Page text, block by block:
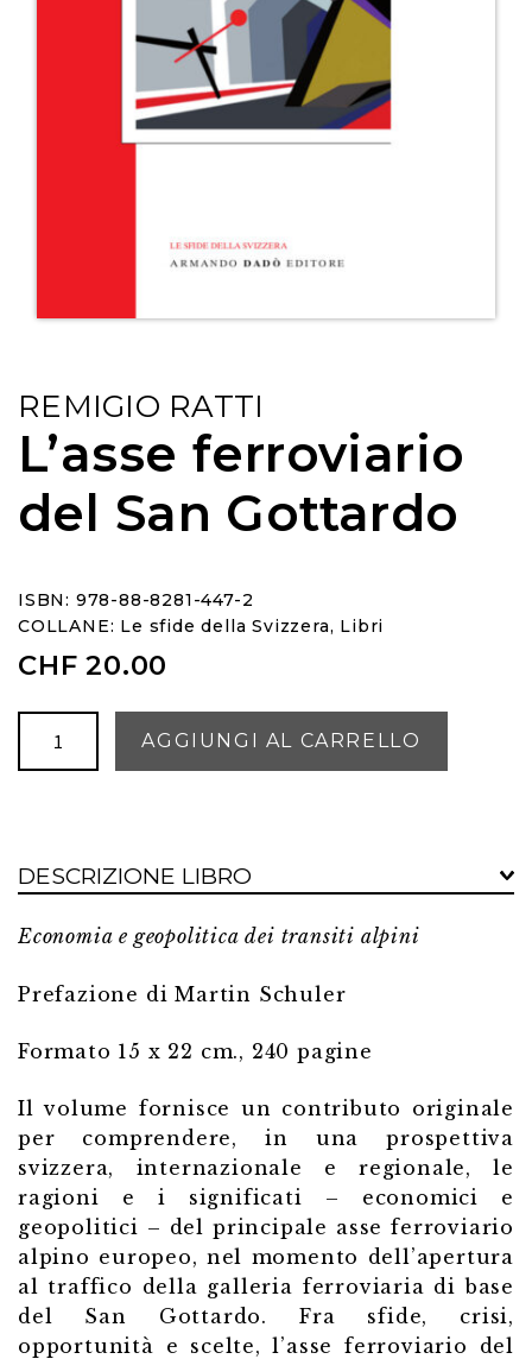
REMIGIO RATTI
L’asse ferroviario
del San Gottardo
ISBN: 978-88-8281-447-2
COLLANE: Le sfide della Svizzera, Libri
CHF 20.00
ferroviario
quantità
AGGIUNGI AL CARRELLO
DESCRIZIONE LIBRO
Economia e geopolitica dei transiti alpini
Prefazione di Martin Schuler
Formato 15 x 22 cm., 240 pagine
Il volume fornisce un contributo originale
per comprendere, in una prospettiva
svizzera, internazionale e regionale, le
ragioni e i significati – economici e
geopolitici – del principale asse ferroviario
alpino europeo, nel momento dell’apertura
al traffico della galleria ferroviaria di base
del San Gottardo. Fra sfide, crisi,
opportunità e scelte, l’asse ferroviario del